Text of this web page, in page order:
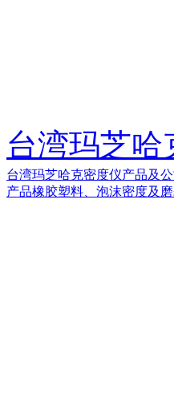
台湾玛芝哈
台湾玛芝哈克密度仪产品及
产品橡胶塑料、泡沫密度及